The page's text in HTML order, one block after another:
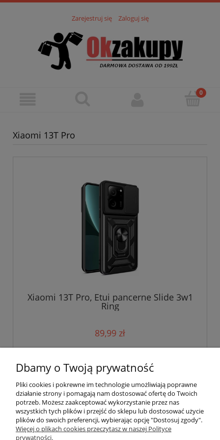
Zarejestruj się Zaloguj się
Xiaomi 13T Pro
Xiaomi 13T Pro, Etui pancerne Slide 3w1
Ring
89,99 zł
Pomoc
Dbamy o Twoją prywatność
Pliki cookies i pokrewne im technologie umożliwiają poprawne
działanie strony i pomagają nam dostosować ofertę do Twoich
potrzeb. Możesz zaakceptować wykorzystanie przez nas
wszystkich tych plików i przejść do sklepu lub dostosować użycie
plików do swoich preferencji, wybierając opcję "Dostosuj zgody".
Więcej o plikach cookies przeczytasz w naszej Polityce
prywatności.